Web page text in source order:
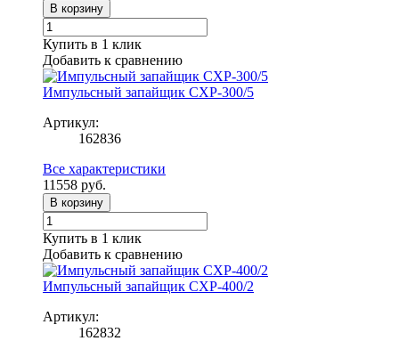
В корзину
Купить в 1 клик
Добавить к сравнению
Импульсный запайщик CXP-300/5
Артикул:
162836
Все характеристики
11558 руб.
В корзину
Купить в 1 клик
Добавить к сравнению
Импульсный запайщик CXP-400/2
Артикул:
162832